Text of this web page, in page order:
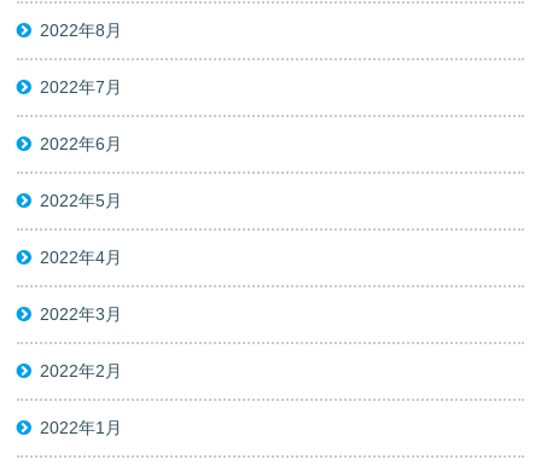
2022年8月
2022年7月
2022年6月
2022年5月
2022年4月
2022年3月
2022年2月
2022年1月